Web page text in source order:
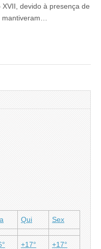
XVII, devido à presença de
mantiveram…
Qui Sex
+17° +17°